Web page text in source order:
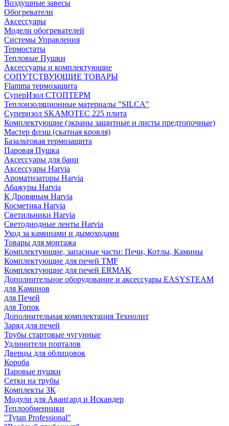
Воздушные завесы
Обогреватели
Аксессуары
Модели обогревателей
Системы Управления
Термостаты
Тепловые Пушки
Аксессуары и комплектующие
СОПУТСТВУЮЩИЕ ТОВАРЫ
Flamma термозащита
СуперИзол СТОПТЕРМ
Теплоизоляционные материалы "SILCA"
Суперизол SKAMOTEC 225 плита
Комплектующие (экраны защитные и листы предтопочные)
Мастер флэш (скатная кровля)
Базальтовая термозащита
Паровая Пушка
Аксессуары для бани
Аксессуары Harvia
Ароматизаторы Harvia
Абажуры Harvia
К Дровяным Harvia
Косметика Harvia
Светильники Harvia
Светодиодные ленты Harvia
Уход за каминами и дымоходами
Товары для монтажа
Комплектующие, запасные части: Печи, Котлы, Камины
Комплектующие для печей TMF
Комплектующие для печей ERMAK
Дополнительное оборудование и аксессуары EASYSTEAM
для Каминов
для Печей
для Топок
Дополнительная комплектация Технолит
Заряд для печей
Трубы стартовые чугунные
Удлинители порталов
Дверцы для облицовок
Короба
Паровые пушки
Сетки на трубы
Комплекты ЗК
Модули для Авангард и Искандер
Теплообменники
"Tytan Professional"